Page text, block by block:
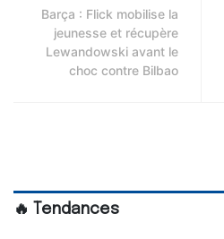
Barça : Flick mobilise la
jeunesse et récupère
Lewandowski avant le
choc contre Bilbao
🔥 Tendances